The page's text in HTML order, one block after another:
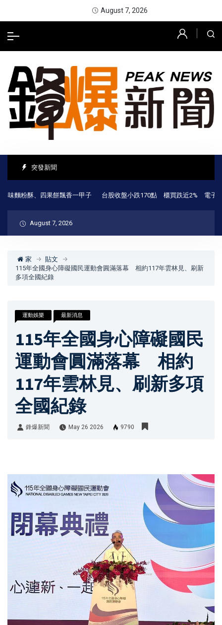
August 7, 2026
突發新聞
麵粉酥、四果餅飄香一甲子 台股收盤小跌170點 櫃買跌近2% 電子股分
August 7, 2026
家
貼文
115年全國身心障礙國民運動會圓滿落幕 相約117年雲林見、刷新
多項全國紀錄
運動娛樂 最新消息
115年全國身心障礙國民
運動會圓滿落幕 相約
117年雲林見、刷新多項
全國紀錄
鋒爆新聞 May 26 2026 9790